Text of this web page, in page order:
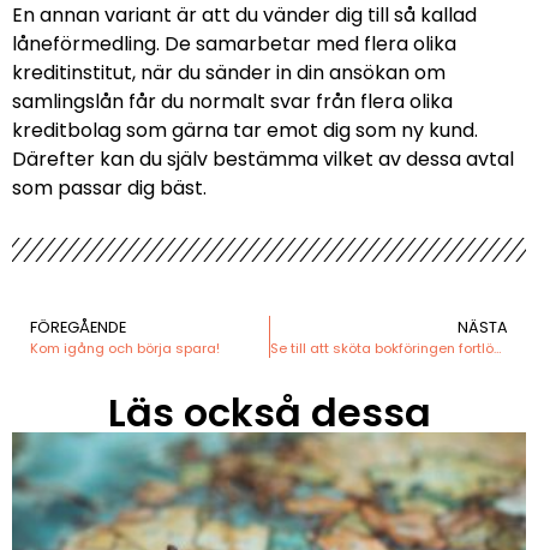
En annan variant är att du vänder dig till så kallad
låneförmedling. De samarbetar med flera olika
kreditinstitut, när du sänder in din ansökan om
samlingslån får du normalt svar från flera olika
kreditbolag som gärna tar emot dig som ny kund.
Därefter kan du själv bestämma vilket av dessa avtal
som passar dig bäst.
FÖREGÅENDE
Kom igång och börja spara!
NÄSTA
Se till att sköta bokföringen fortlöpande
Läs också dessa​